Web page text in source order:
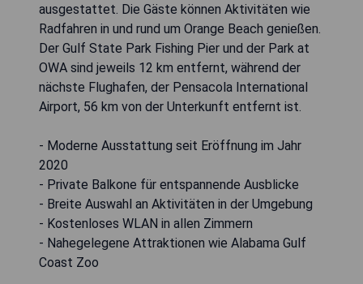
ausgestattet. Die Gäste können Aktivitäten wie
Radfahren in und rund um Orange Beach genießen.
Der Gulf State Park Fishing Pier und der Park at
OWA sind jeweils 12 km entfernt, während der
nächste Flughafen, der Pensacola International
Airport, 56 km von der Unterkunft entfernt ist.
- Moderne Ausstattung seit Eröffnung im Jahr
2020
- Private Balkone für entspannende Ausblicke
- Breite Auswahl an Aktivitäten in der Umgebung
- Kostenloses WLAN in allen Zimmern
- Nahegelegene Attraktionen wie Alabama Gulf
Coast Zoo